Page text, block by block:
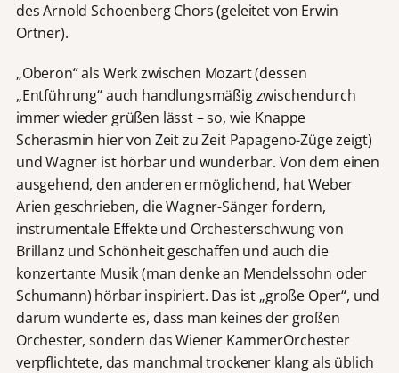
des Arnold Schoenberg Chors (geleitet von Erwin
Ortner).
„Oberon“ als Werk zwischen Mozart (dessen
„Entführung“ auch handlungsmäßig zwischendurch
immer wieder grüßen lässt – so, wie Knappe
Scherasmin hier von Zeit zu Zeit Papageno-Züge zeigt)
und Wagner ist hörbar und wunderbar. Von dem einen
ausgehend, den anderen ermöglichend, hat Weber
Arien geschrieben, die Wagner-Sänger fordern,
instrumentale Effekte und Orchesterschwung von
Brillanz und Schönheit geschaffen und auch die
konzertante Musik (man denke an Mendelssohn oder
Schumann) hörbar inspiriert. Das ist „große Oper“, und
darum wunderte es, dass man keines der großen
Orchester, sondern das Wiener KammerOrchester
verpflichtete, das manchmal trockener klang als üblich